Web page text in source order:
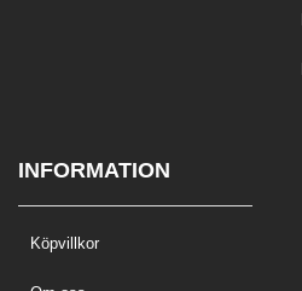
INFORMATION
Köpvillkor